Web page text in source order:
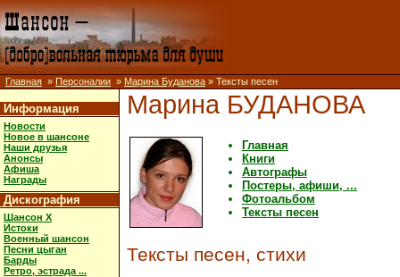
Главная » Персоналии » Марина Буданова » Тексты песен
Информация
Новости
Новое в шансоне
Наши друзья
Анонсы
Афиша
Награды
Дискография
Шансон X
Истоки
Военный шансон
Песни цыган
Барды
Ретро, эстрада ...
Марина БУДАНОВА
Главная
Книги
Автографы
Постеры, афиши, ...
Фотоальбом
Тексты песен
Тексты песен, стихи